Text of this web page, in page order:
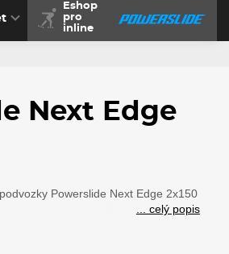
Eshop
pro
inline
Next Edge
Powerslide Next Edge 2x150
... celý popis